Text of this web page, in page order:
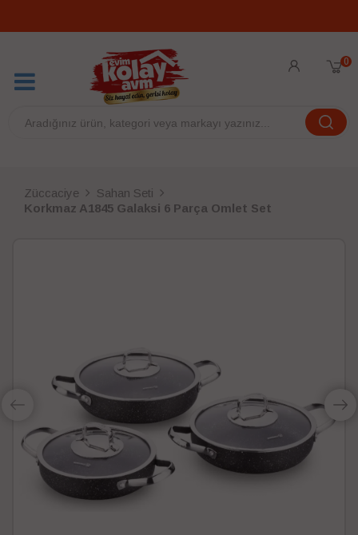
0
Züccaciye
Sahan Seti
Korkmaz A1845 Galaksi 6 Parça Omlet Set